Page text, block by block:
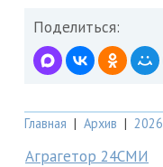
Поделиться:
Главная | Архив | 2026
Аграгетор 24СМИ